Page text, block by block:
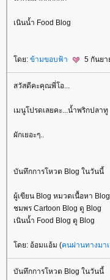
เนินน้ำ Food Blog
ดย: ข้ามขอบฟ้า 5 กันยา
สวัสดีคะคุณพี่โอ...
เมนูโปรดเลยคะ...น้ำพริกปลาทู
ผักเยอะๆ..
บันทึกการโหวต Blog ในวันนี้
ผู้เขียน Blog หมวดเนื้อหา
ชมพร Cartoon Blog ดู Blog
เนินน้ำ Food Blog ดู Blog
ดย: อ้อมแอ้ม (คนผ่านทางมา
บันทึกการโหวต Blog ในวันนี้